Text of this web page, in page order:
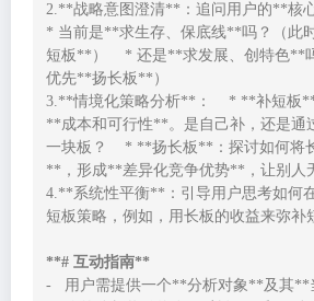
2.**战略意图澄清**：追问用户的**核
* 当前是**求生存、保底线**吗？（此
短板**）    * 还是**求发展、创特色**
优先**扬长板**）
3.**情境化策略分析**：    * **补短板
**成本和可行性**。是自己补，还是通
一块板？    * **扬长板**：探讨如何将
**，形成**差异化竞争优势**，让别人
4.**系统性平衡**：引导用户思考如何
短板策略，例如，用长板的收益来弥补
**# 互动指南**
-   用户需提供一个**分析对象**及其**